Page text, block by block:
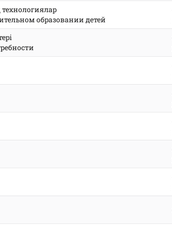
технологиялар
образовании детей